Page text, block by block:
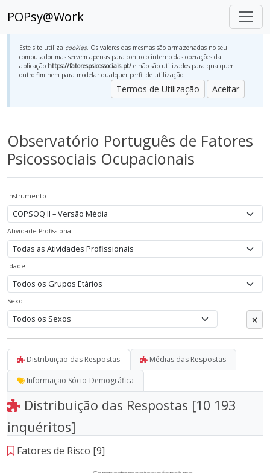
POPsy@Work
Este site utiliza cookies. Os valores das mesmas são armazenadas no seu
computador mas servem apenas para controlo interno das operações da
aplicação https://fatorespsicossociais.pt/ e não são utilizados para qualquer
outro fim nem para modelar qualquer perfil de utilização.
Termos de Utilização Aceitar
Observatório Português de Fatores
Psicossociais Ocupacionais
Instrumento
Atividade Profissional
Idade
Sexo
Distribuição das Respostas Médias das Respostas
Informação Sócio-Demográfica
Distribuição das Respostas [10 193
inquéritos]
Fatores de Risco [9]